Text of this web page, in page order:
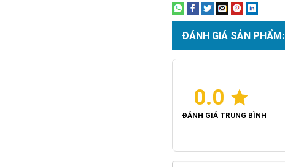
ĐÁNH GIÁ SẢN PHẨM:
0.0
ĐÁNH GIÁ TRUNG BÌNH